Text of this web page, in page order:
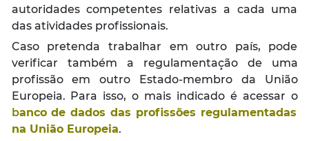
autoridades competentes relativas a cada uma
das atividades profissionais.
Caso pretenda trabalhar em outro país, pode
verificar também a regulamentação de uma
profissão em outro Estado-membro da União
Europeia. Para isso, o mais indicado é acessar o
banco de dados das profissões regulamentadas
na União Europeia.